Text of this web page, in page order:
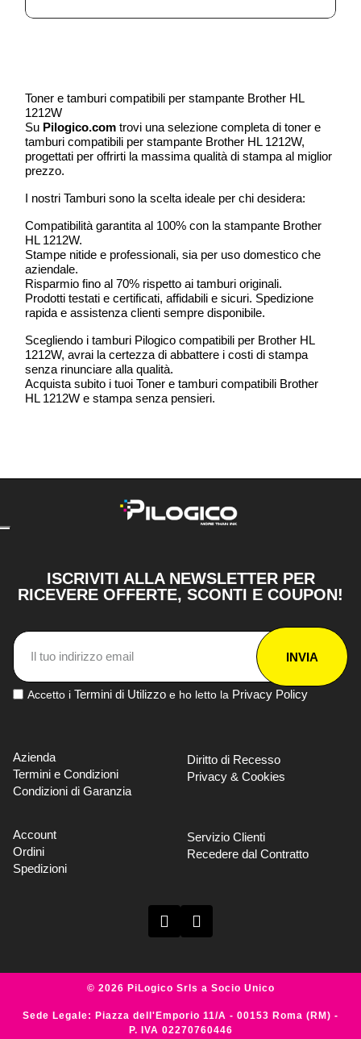
Toner e tamburi compatibili per stampante Brother HL
1212W
Su Pilogico.com trovi una selezione completa di toner e
tamburi compatibili per stampante Brother HL 1212W,
progettati per offrirti la massima qualità di stampa al miglior
prezzo.
I nostri Tamburi sono la scelta ideale per chi desidera:
Compatibilità garantita al 100% con la stampante Brother
HL 1212W.
Stampe nitide e professionali, sia per uso domestico che
aziendale.
Risparmio fino al 70% rispetto ai tamburi originali.
Prodotti testati e certificati, affidabili e sicuri. Spedizione
rapida e assistenza clienti sempre disponibile.
Scegliendo i tamburi Pilogico compatibili per Brother HL
1212W, avrai la certezza di abbattere i costi di stampa
senza rinunciare alla qualità.
Acquista subito i tuoi Toner e tamburi compatibili Brother
HL 1212W e stampa senza pensieri.
ISCRIVITI ALLA NEWSLETTER PER
RICEVERE OFFERTE, SCONTI E COUPON!
INVIA
Accetto i Termini di Utilizzo e ho letto la Privacy Policy
Azienda
Termini e Condizioni
Condizioni di Garanzia
Diritto di Recesso
Privacy & Cookies
Account
Ordini
Spedizioni
Servizio Clienti
Recedere dal Contratto
© 2026 PiLogico Srls a Socio Unico
Sede Legale: Piazza dell'Emporio 11/A - 00153 Roma (RM) -
P. IVA 02270760446